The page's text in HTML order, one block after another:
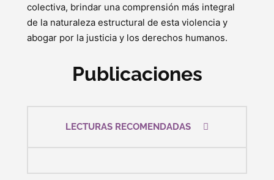
colectiva, brindar una comprensión más integral
de la naturaleza estructural de esta violencia y
abogar por la justicia y los derechos humanos.
Publicaciones
LECTURAS RECOMENDADAS